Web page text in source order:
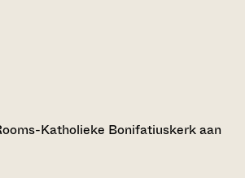
Katholieke Bonifatiuskerk aan